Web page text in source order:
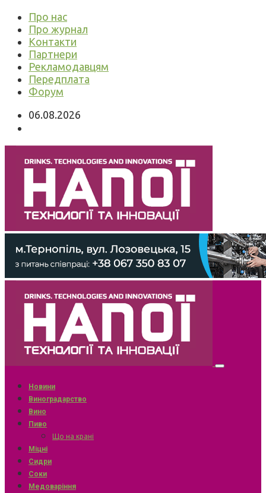
Про нас
Про журнал
Контакти
Партнери
Рекламодавцям
Передплата
Форум
06.08.2026
Новини
Виноградарство
Вино
Пиво
Що на крані
Міцні
Сидри
Соки
Медоваріння